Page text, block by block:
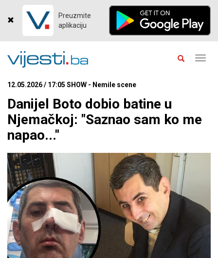
Preuzmite
aplikaciju
12.05.2026 / 17:05 SHOW - Nemile scene
Danijel Boto dobio batine u
Njemačkoj: "Saznao sam ko me
napao..."